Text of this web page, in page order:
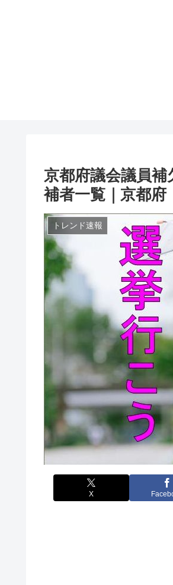
京都府議会議員
補者一覧｜京都府
トレンド速報
X